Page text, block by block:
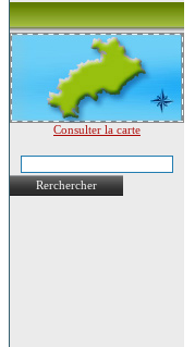
Consulter la carte
Rerchercher